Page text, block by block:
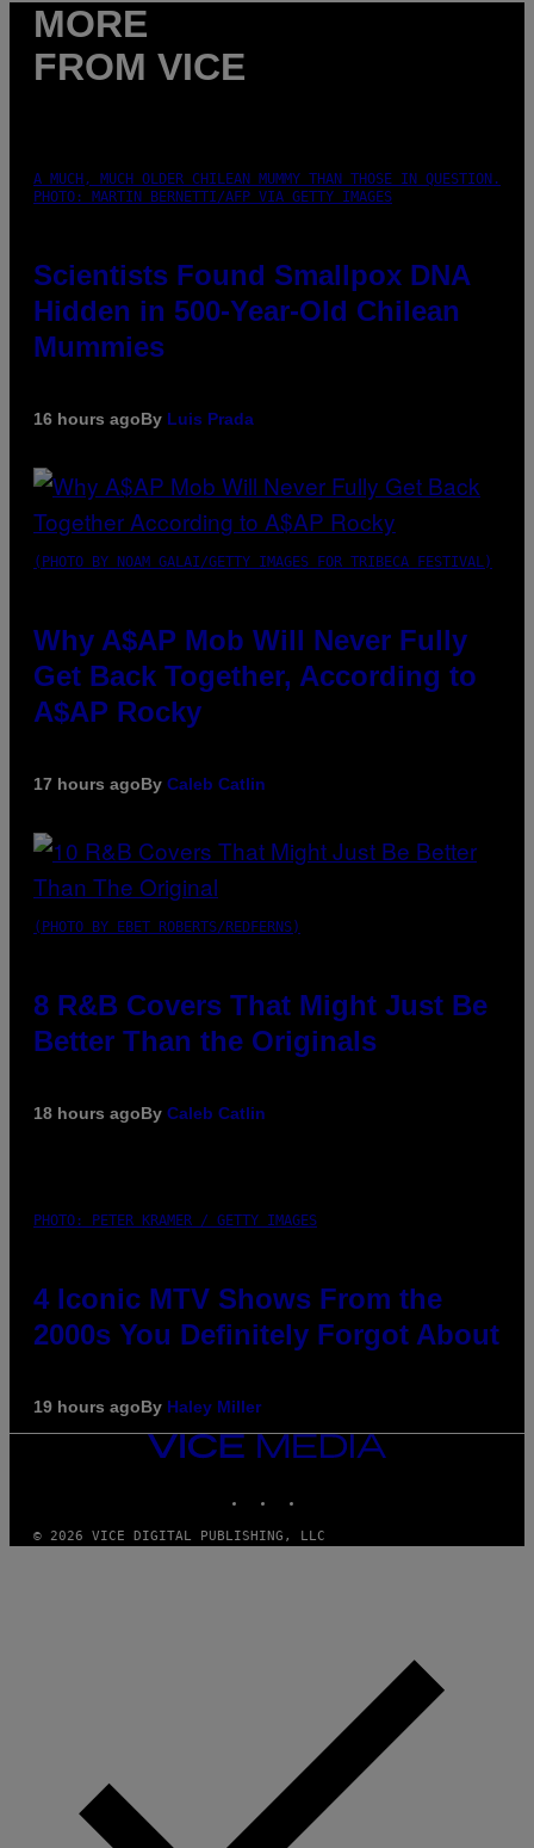
MORE
FROM VICE
A MUCH, MUCH OLDER CHILEAN MUMMY THAN THOSE IN QUESTION.
PHOTO: MARTIN BERNETTI/AFP VIA GETTY IMAGES
Scientists Found Smallpox DNA
Hidden in 500-Year-Old Chilean
Mummies
16 hours agoBy Luis Prada
(PHOTO BY NOAM GALAI/GETTY IMAGES FOR TRIBECA FESTIVAL)
Why A$AP Mob Will Never Fully
Get Back Together, According to
A$AP Rocky
17 hours agoBy Caleb Catlin
(PHOTO BY EBET ROBERTS/REDFERNS)
8 R&B Covers That Might Just Be
Better Than the Originals
18 hours agoBy Caleb Catlin
PHOTO: PETER KRAMER / GETTY IMAGES
4 Iconic MTV Shows From the
2000s You Definitely Forgot About
19 hours agoBy Haley Miller
VICE
MEDIA
© 2026 VICE DIGITAL PUBLISHING, LLC